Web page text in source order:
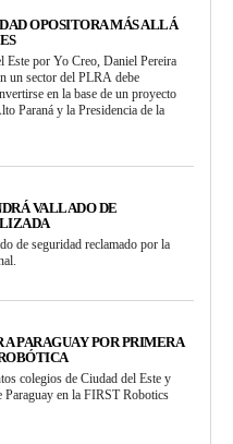
OPOSITORA MÁS ALLÁ
Este por Yo Creo, Daniel Pereira
un sector del PLRA debe
en la base de un proyecto
Paraná y la Presidencia de la
VALLADO DE
de seguridad reclamado por la
PARAGUAY POR PRIMERA
colegios de Ciudad del Este y
Paraguay en la FIRST Robotics